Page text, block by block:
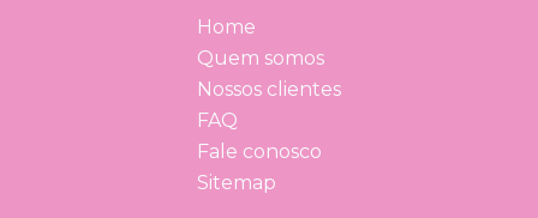
Home
Quem somos
Nossos clientes
FAQ
Fale conosco
Sitemap